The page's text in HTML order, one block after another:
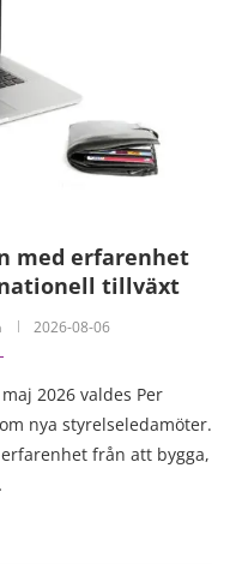
med erfarenhet
tillväxt
2026-08-06
2026 valdes Per
nya styrelseledamöter.
från att bygga,